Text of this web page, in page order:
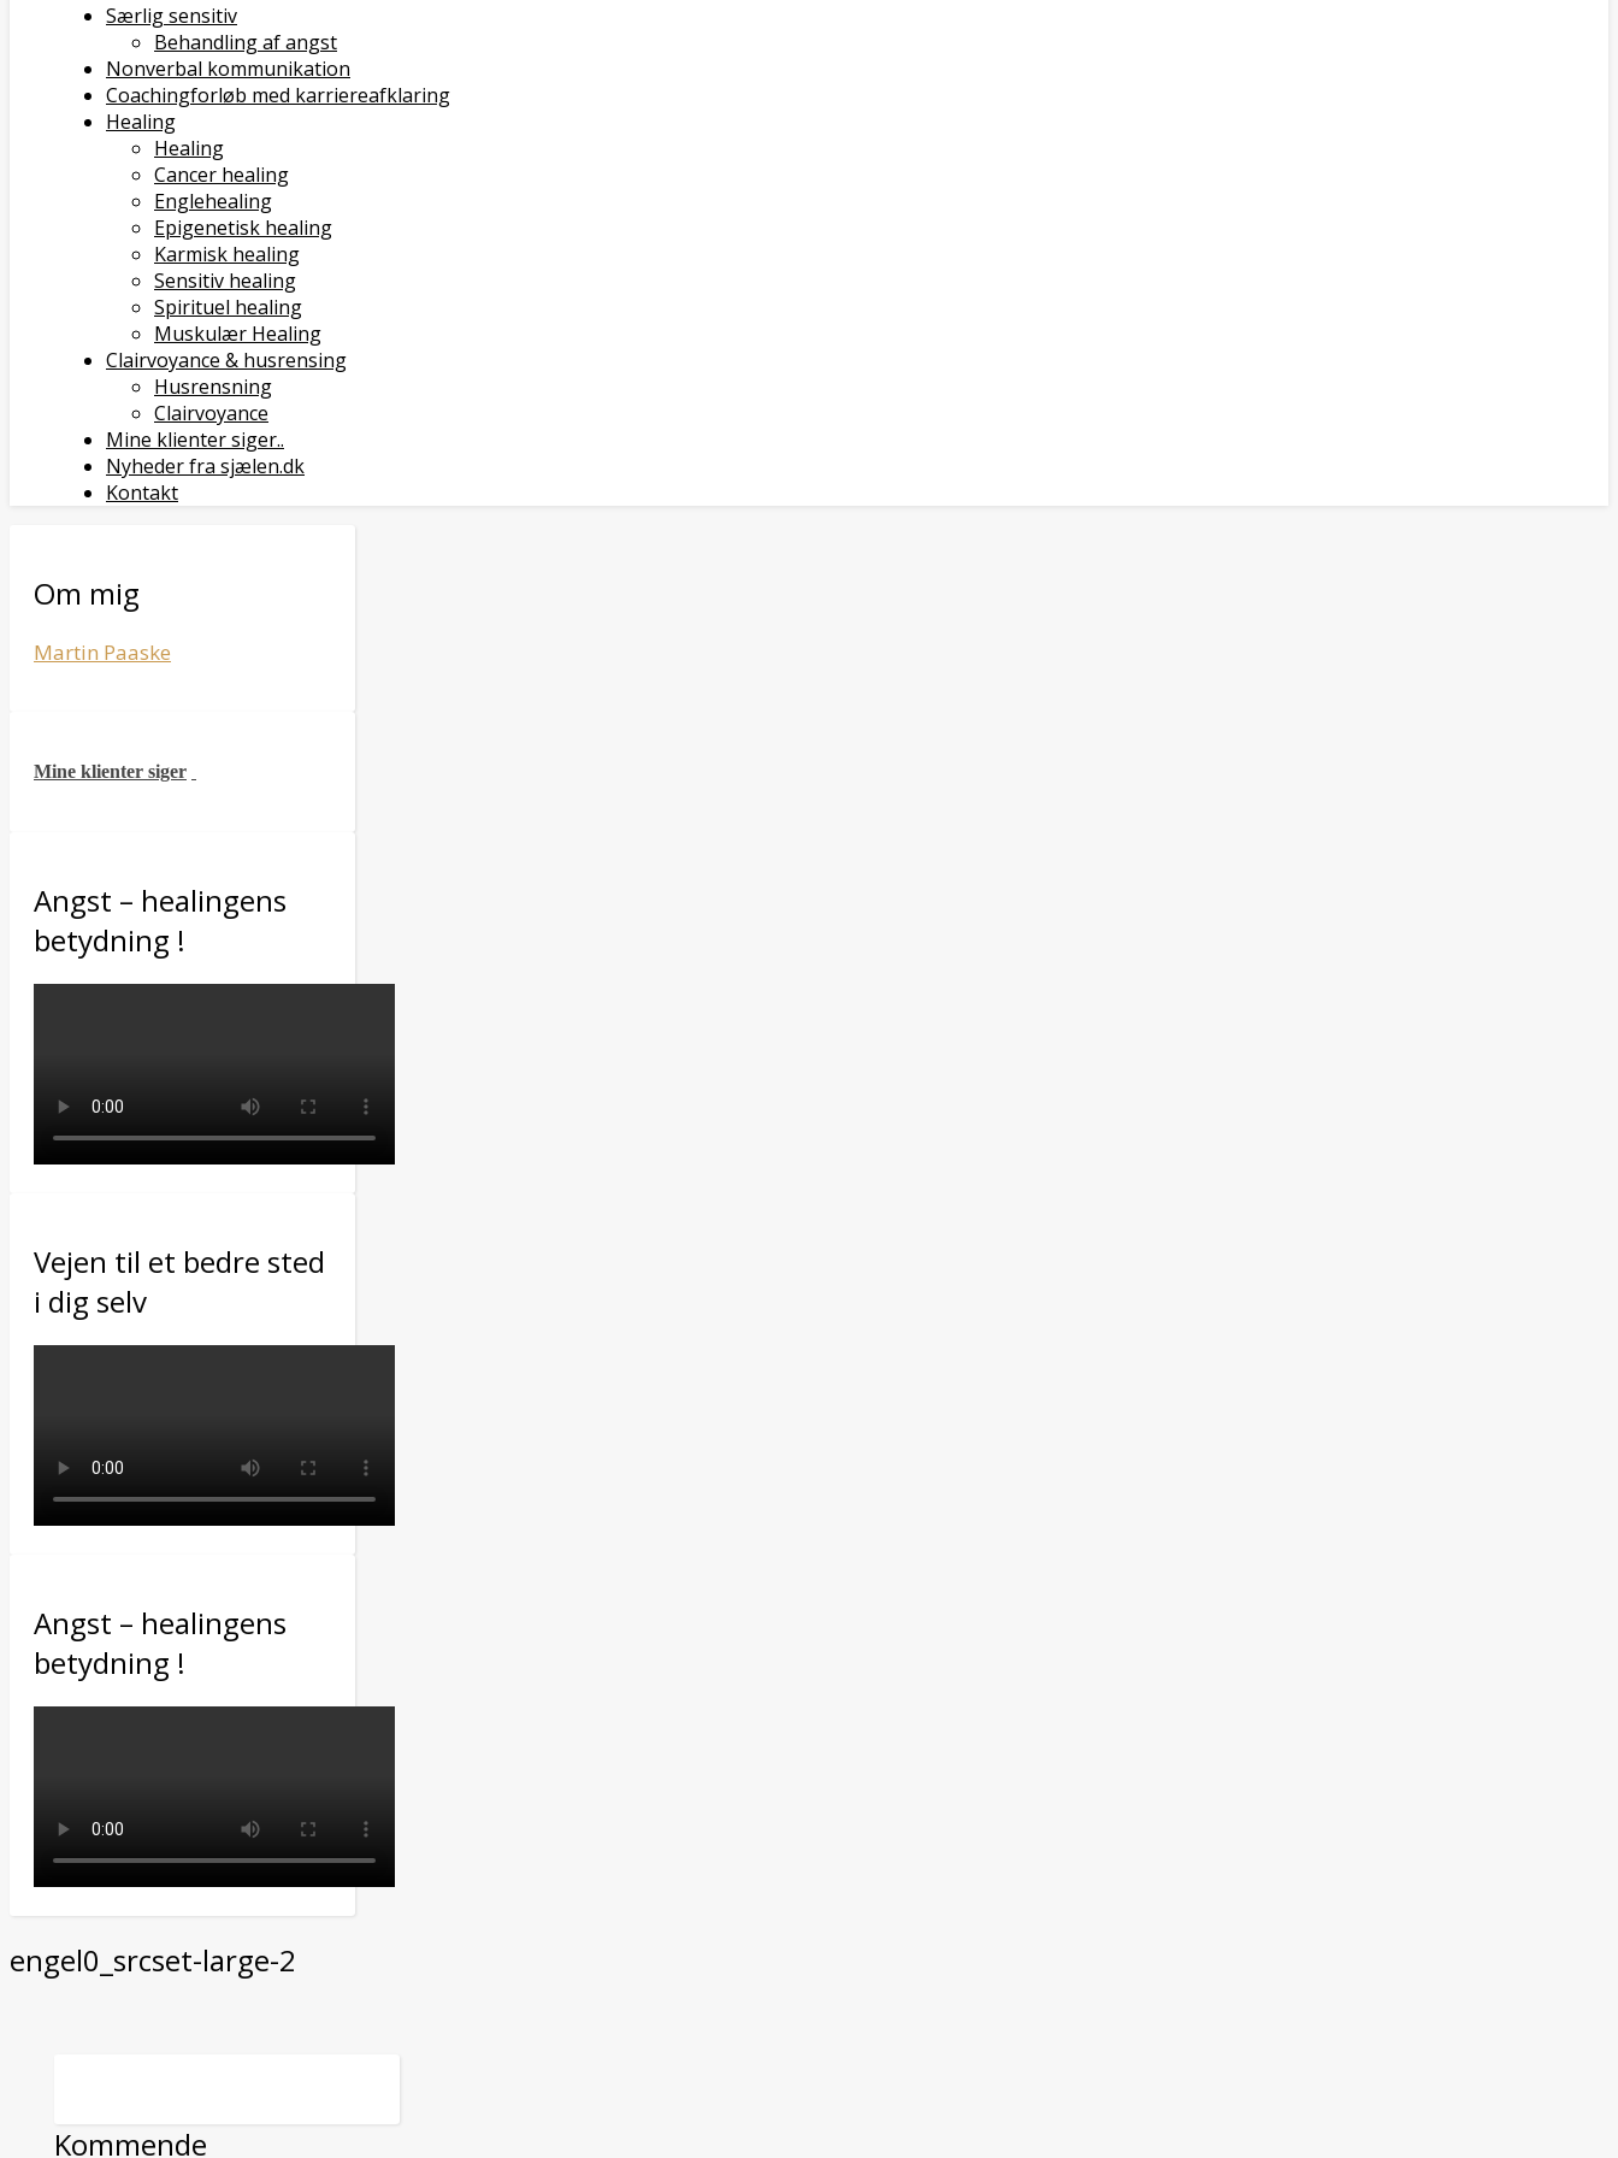
Særlig sensitiv
Behandling af angst
Nonverbal kommunikation
Coachingforløb med karriereafklaring
Healing
Healing
Cancer healing
Englehealing
Epigenetisk healing
Karmisk healing
Sensitiv healing
Spirituel healing
Muskulær Healing
Clairvoyance & husrensing
Husrensning
Clairvoyance
Mine klienter siger..
Nyheder fra sjælen.dk
Kontakt
Om mig
Martin Paaske
Mine klienter siger
Angst – healingens
betydning !
Vejen til et bedre sted
i dig selv
Angst – healingens
betydning !
engel0_srcset-large-2
Kommende